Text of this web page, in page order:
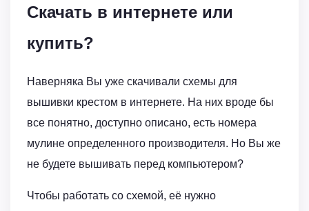
Скачать в интернете или
купить?
Наверняка Вы уже скачивали схемы для
вышивки крестом в интернете. На них вроде бы
все понятно, доступно описано, есть номера
мулине определенного производителя. Но Вы же
не будете вышивать перед компьютером?
Чтобы работать со схемой, её нужно